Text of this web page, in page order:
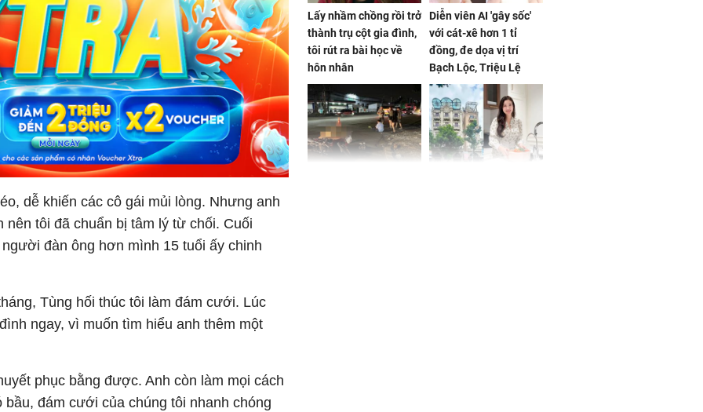
dễ khiến các cô gái mủi lòng. Nhưng anh
tôi đã chuẩn bị tâm lý từ chối. Cuối
đàn ông hơn mình 15 tuổi ấy chinh
Tùng hối thúc tôi làm đám cưới. Lúc
ngay, vì muốn tìm hiểu anh thêm một
phục bằng được. Anh còn làm mọi cách
đám cưới của chúng tôi nhanh chóng
Lấy nhầm chồng rồi trở
thành trụ cột gia đình,
tôi rút ra bài học về
hôn nhân
Diễn viên AI 'gây sốc'
với cát-xê hơn 1 tỉ
đồng, đe dọa vị trí
Bạch Lộc, Triệu Lệ
Dĩnh